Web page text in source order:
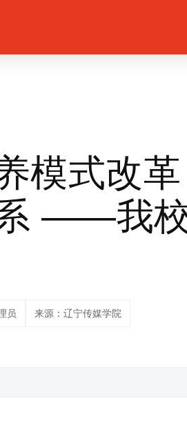
模式改
——我
员 来源：辽宁传媒学院